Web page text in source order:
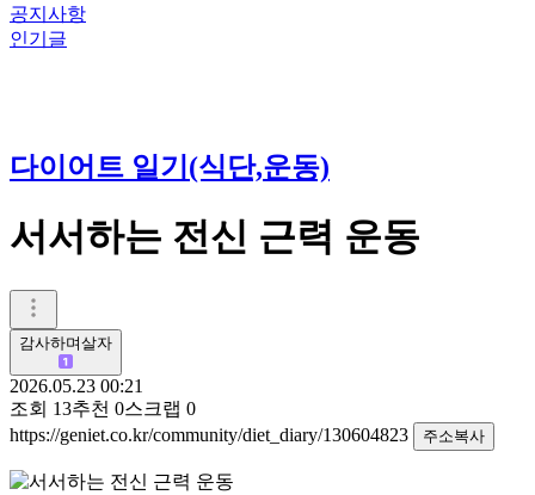
공지사항
인기글
다이어트 일기(식단,운동)
서서하는 전신 근력 운동
감사하며살자
2026.05.23 00:21
조회 13추천 0스크랩 0
https://geniet.co.kr/community/diet_diary/130604823
주소복사